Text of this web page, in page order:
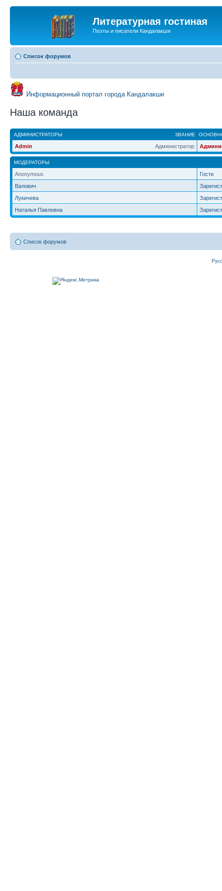
Литературная гостиная
Поэты и писатели Кандалакши
Список форумов
Информационный портал города Кандалакши
Наша команда
ЗВАНИЕ
АДМИНИСТРАТОРЫ
Администратор
Admin
МОДЕРАТОРЫ
Anonymous
Гости
Валович
Лукичева
Наталья Павловна
Список форумов